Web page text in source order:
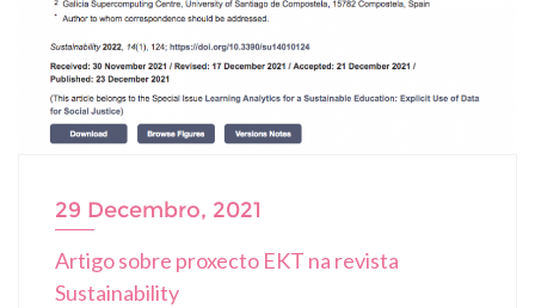
29 Decembro, 2021
Artigo sobre proxecto EKT na revista
Sustainability